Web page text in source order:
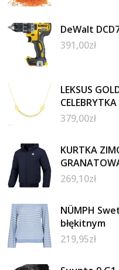
DeWalt
391,00zł
LEKSUS
379,00zł
KURTKA
269,10zł
NÜMPH
błękitnym
219,95zł